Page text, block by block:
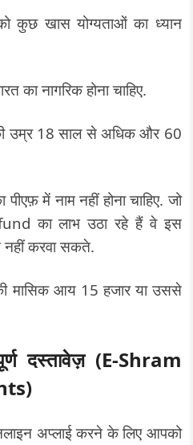
कुछ खास योग्यताओं का ध्यान
का नागरिक होना चाहिए.
उम्र 18 साल से अधिक और 60
में नाम नहीं होना चाहिए. जो
का लाभ उठा रहे हैं वे इस
नहीं करवा सकते.
मासिक आय 15 हजार या उससे
दस्तावेज़ (E-Shram
अप्लाई करने के लिए आपको